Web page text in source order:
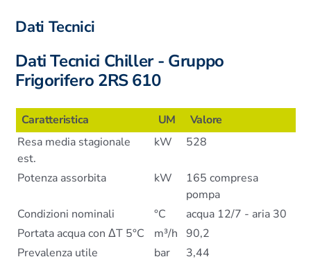
Dati Tecnici
Dati Tecnici Chiller - Gruppo
Frigorifero 2RS 610
Caratteristica UM
Valore
Resa media stagionale
est.
kW 528
Potenza assorbita kW
165 compresa
pompa
Condizioni nominali
°C
acqua 12/7 - aria 30
Portata acqua con ΔT 5°C
m³/h 90,2
Prevalenza utile
bar
3,44